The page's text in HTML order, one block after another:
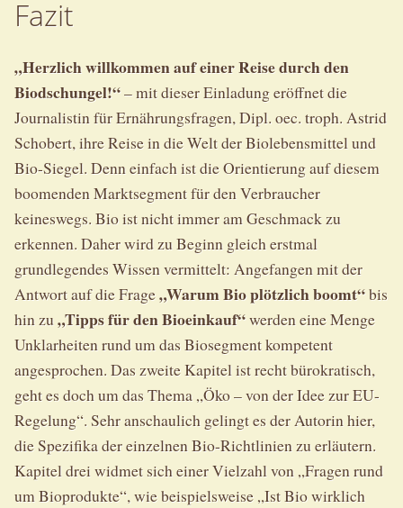
Fazit
„Herzlich willkommen auf einer Reise durch den
Biodschungel!“– mit dieser Einladung eröffnet die
Journalistin für Ernährungsfragen, Dipl. oec. troph. Astrid
Schobert, ihre Reise in die Welt der Biolebensmittel und
Bio-Siegel. Denn einfach ist die Orientierung auf diesem
boomenden Marktsegment für den Verbraucher
keineswegs. Bio ist nicht immer am Geschmack zu
erkennen. Daher wird zu Beginn gleich erstmal
grundlegendes Wissen vermittelt: Angefangen mit der
Antwort auf die Frage„Warum Bio plötzlich boomt“bis
hin zu „Tipps für den Bioeinkauf“werden eine Menge
Unklarheiten rund um das Biosegment kompetent
angesprochen. Das zweite Kapitel ist recht bürokratisch,
geht es doch um das Thema „Öko – von der Idee zur EU-
Regelung“. Sehr anschaulich gelingt es der Autorin hier,
die Spezifika der einzelnen Bio-Richtlinien zu erläutern.
Kapitel drei widmet sich einer Vielzahl von „Fragen rund
um Bioprodukte“, wie beispielsweise „Ist Bio wirklich